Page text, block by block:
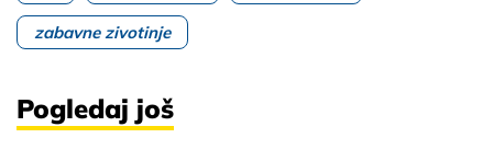
zabavne zivotinje
Pogledaj još